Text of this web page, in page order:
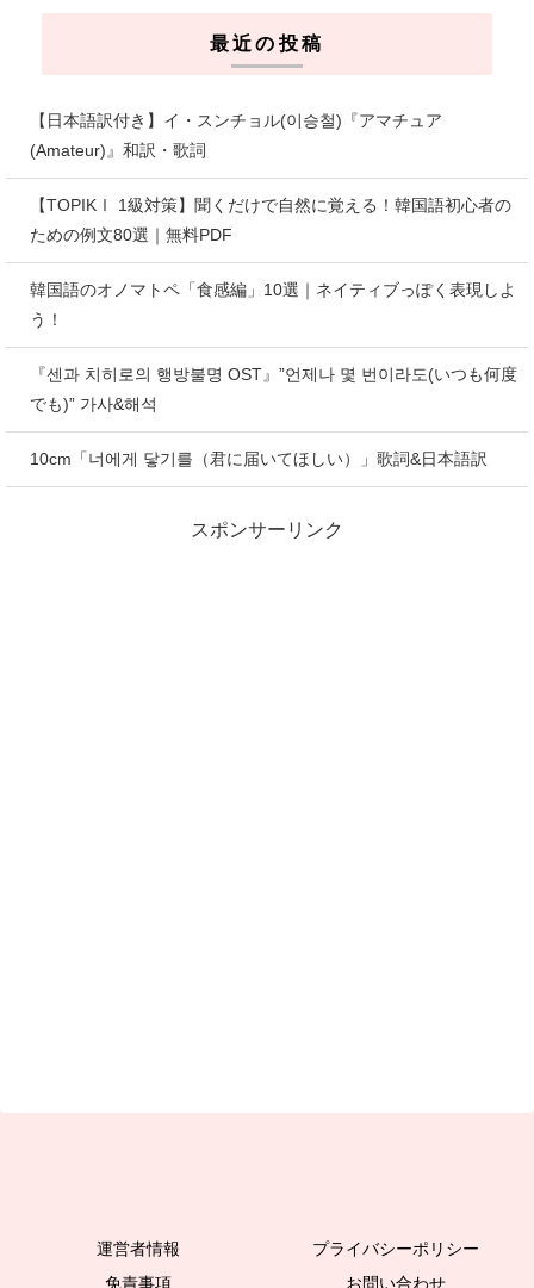
最近の投稿
【日本語訳付き】イ・スンチョル(이승철)『アマチュア
(Amateur)』和訳・歌詞
【TOPIKⅠ 1級対策】聞くだけで自然に覚える！韓国語初心者の
ための例文80選｜無料PDF
韓国語のオノマトペ「食感編」10選｜ネイティブっぽく表現しよ
う！
『센과 치히로의 행방불명 OST』”언제나 몇 번이라도(いつも何度
でも)” 가사&해석
10cm「너에게 닿기를（君に届いてほしい）」歌詞&日本語訳
スポンサーリンク
運営者情報
プライバシーポリシー
免責事項
お問い合わせ